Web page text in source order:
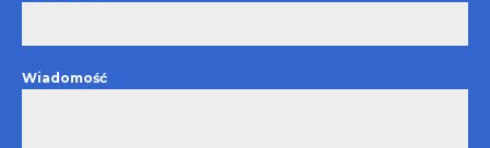
Wiadomość